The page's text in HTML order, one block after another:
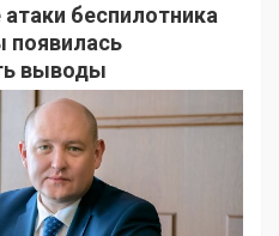
беспилотника
появилась
выводы